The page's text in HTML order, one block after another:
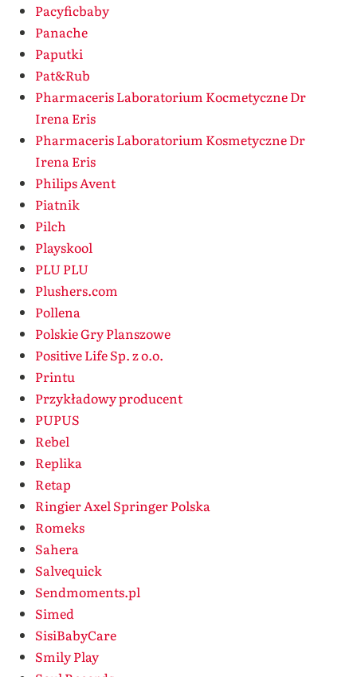
Pacyficbaby
Panache
Paputki
Pat&Rub
Pharmaceris Laboratorium Kocmetyczne Dr
Irena Eris
Pharmaceris Laboratorium Kosmetyczne Dr
Irena Eris
Philips Avent
Piatnik
Pilch
Playskool
PLU PLU
Plushers.com
Pollena
Polskie Gry Planszowe
Positive Life Sp. z o.o.
Printu
Przykładowy producent
PUPUS
Rebel
Replika
Retap
Ringier Axel Springer Polska
Romeks
Sahera
Salvequick
Sendmoments.pl
Simed
SisiBabyCare
Smily Play